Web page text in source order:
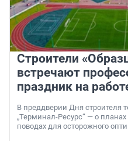
Строители
встречают
праздник на
В преддверии Дня
„Терминал-Ресурс“ — о
поводах для осторожного